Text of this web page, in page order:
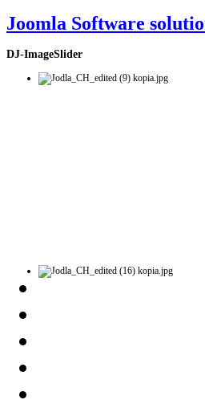
Joomla Software
DJ-ImageSlider